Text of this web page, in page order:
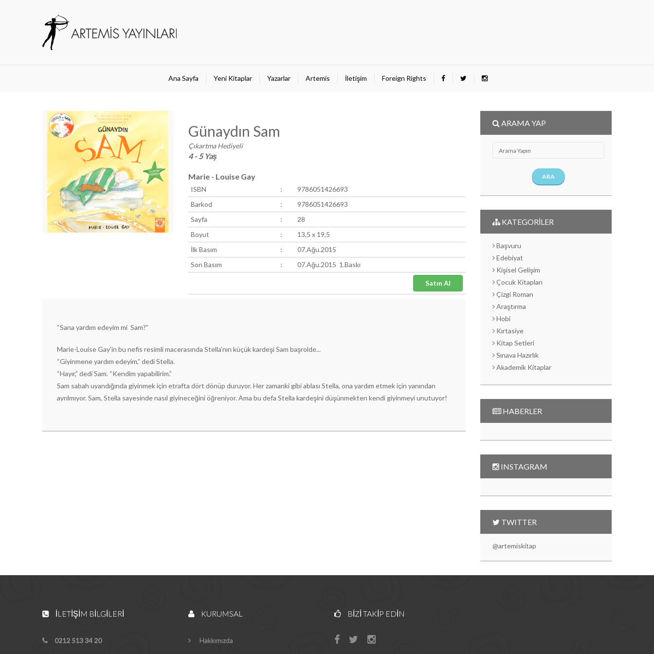
Ana Sayfa Yeni Kitaplar Yazarlar Artemis İletişim Foreign Rights
Günaydın Sam
Çıkartma Hediyeli
4 - 5 Yaş
Marie - Louise Gay
ISBN :
9786051426693
Barkod
:
9786051426693
Sayfa
:
28
Boyut
:
13,5 x 19,5
İlk Basım
:
07.Ağu.2015
Son Basım
: 07.Ağu.2015 1.Baskı
“Sana yardım edeyim mi Sam?”
Marie-Louise Gay’in bu nefis resimli macerasında Stella’nın küçük kardeşi Sam başrolde...
“Giyinmene yardım edeyim,” dedi Stella.
“Hayır,” dedi Sam. “Kendim yapabilirim.”
Sam sabah uyandığında giyinmek için etrafta dört dönüp duruyor. Her zamanki gibi ablası Stella, ona yardım etmek için yanından
ayrılmıyor. Sam, Stella sayesinde nasıl giyineceğini öğreniyor. Ama bu defa Stella kardeşini düşünmekten kendi giyinmeyi unutuyor!
ARAMA YAP
ARA
KATEGORİLER
Başvuru
Edebiyat
Kişisel Gelişim
Çocuk Kitapları
Çizgi Roman
Araştırma
Hobi
Kırtasiye
Kitap Setleri
Sınava Hazırlık
Akademik Kitaplar
HABERLER
INSTAGRAM
TWITTER
@artemiskitap
İLETIŞIM BILGILERI
0212 513 34 20
KURUMSAL
Hakkımızda
BIZI TAKIP EDIN